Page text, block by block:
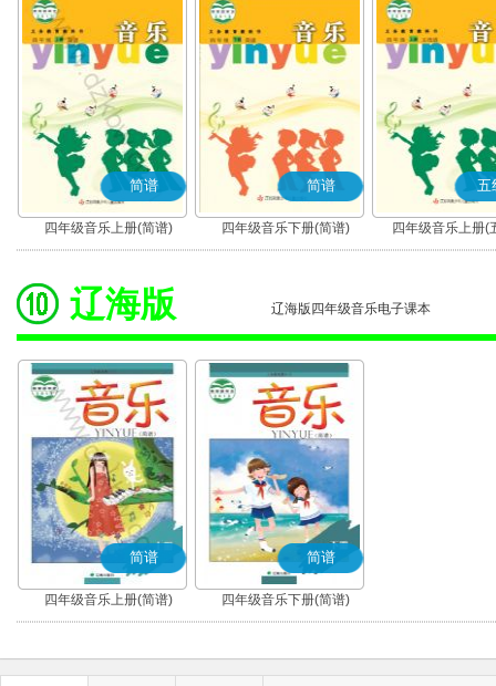
简谱
四年级音乐上册(简谱)
简谱
四年级音乐下册(简谱)
五
四年级音乐上册(
辽海版 辽海版四年级音乐电子课本
简谱
四年级音乐上册(简谱)
简谱
四年级音乐下册(简谱)